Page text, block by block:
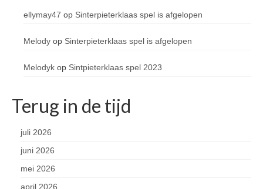
ellymay47 op Sinterpieterklaas spel is afgelopen
Melody op Sinterpieterklaas spel is afgelopen
Melodyk op Sintpieterklaas spel 2023
Terug in de tijd
juli 2026
juni 2026
mei 2026
april 2026